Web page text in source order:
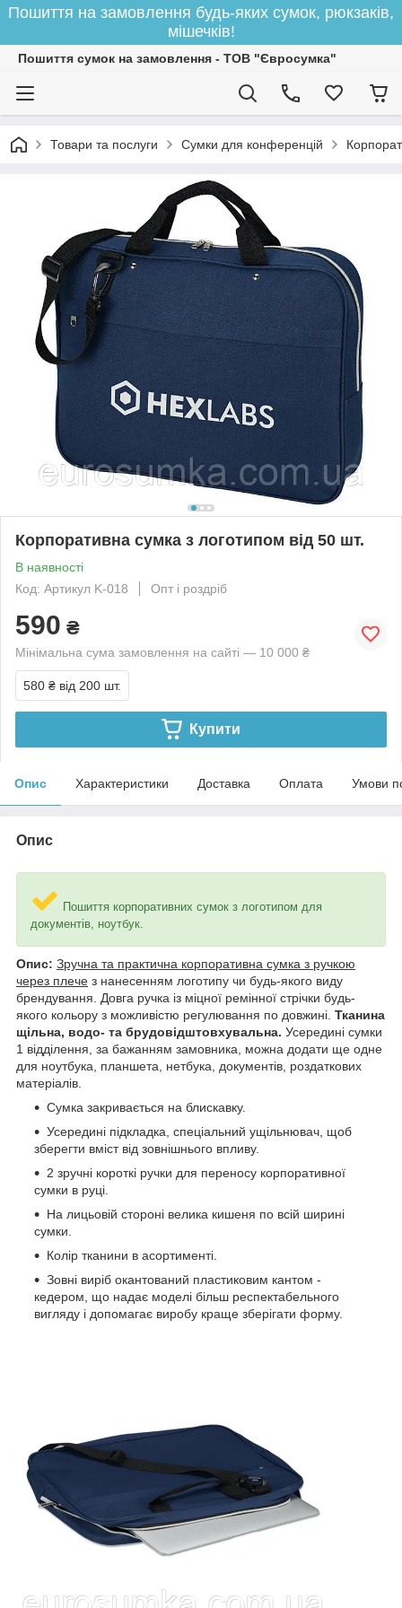
Пошиття на замовлення будь-яких сумок, рюкзаків,
мішечків!
Пошиття сумок на замовлення - ТОВ "Євросумка"
Товари та послуги Сумки для конференцій
Корпоративна сумка з логотипом від 50 шт.
В наявності
Код: Артикул K-018
Опт і роздріб
590 ₴
Мінімальна сума замовлення на сайті — 10 000 ₴
580 ₴ від 200 шт.
Купити
Опис Характеристики Доставка Оплата Умови
Опис
Пошиття корпоративних сумок з логотипом для
документів, ноутбук.
Опис: Зручна та практична корпоративна сумка з ручкою
через плече з нанесенням логотипу чи будь-якого виду
брендування. Довга ручка із міцної ремінної стрічки будь-
якого кольору з можливістю регулювання по довжині. Тканина
щільна, водо- та брудовідштовхувальна. Усередині сумки
1 відділення, за бажанням замовника, можна додати ще одне
для ноутбука, планшета, нетбука, документів, роздаткових
матеріалів.
Сумка закривається на блискавку.
Усередині підкладка, спеціальний ущільнювач, щоб
зберегти вміст від зовнішнього впливу.
2 зручні короткі ручки для переносу корпоративної
сумки в руці.
На лицьовій стороні велика кишеня по всій ширині
сумки.
Колір тканини в асортименті.
Зовні виріб окантований пластиковим кантом -
кедером, що надає моделі більш респектабельного
вигляду і допомагає виробу краще зберігати форму.